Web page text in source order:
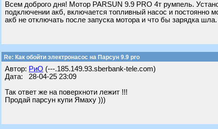
Всем доброго дня! Мотор PARSUN 9.9 PRO 4т румпель.
подключении акб, включается топливный насос и постоянно
акб не отключать после запуска мотора и что бы зарядка
Re: Как обойти электронасос на Парсун 9.9 pro
Автор: РиО (---.185.149.93.sberbank-tele.com)
Дата: 28-04-25 23:09
Так ответ же на поверхноти лежит !!!
Продай парсун купи Ямаху )))